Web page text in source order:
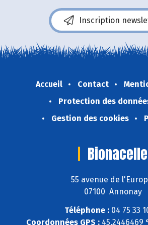
Inscription
Accueil Contact
Protection des
Gestion des cookies
Bionacelle
55 avenue de
07100 Annonay
Téléphone : 04 75 33
Coordonnées GPS : 45,2446469